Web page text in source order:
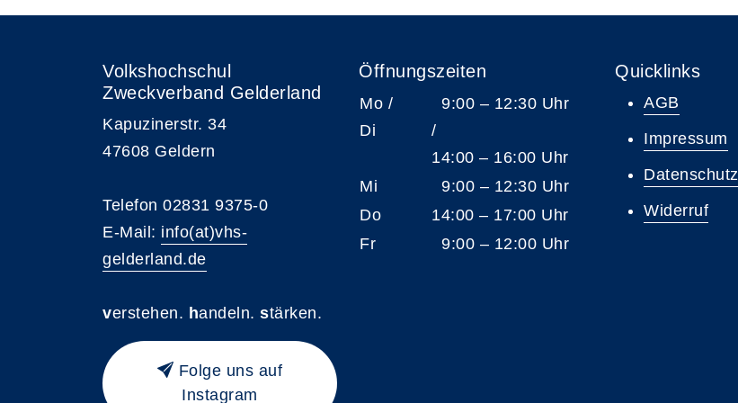
Volkshochschul
Zweckverband Gelderland
Kapuzinerstr. 34
47608 Geldern
Telefon 02831 9375-0
E-Mail: info(at)vhs-
gelderland.de
verstehen. handeln. stärken.
Folge uns auf
Instagram
Öffnungszeiten
Mo /
Di
9:00 – 12:30 Uhr
/
14:00 – 16:00 Uhr
Mi
9:00 – 12:30 Uhr
Do
14:00 – 17:00 Uhr
Fr
9:00 – 12:00 Uhr
Quicklinks
AGB
Impressum
Datenschutz
Widerruf